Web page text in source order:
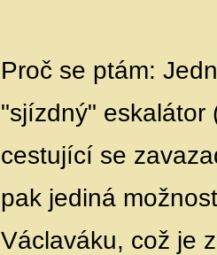
Proč se ptám:
"sjízdný" eskalátor
cestující se
pak jediná
Václaváku, což je